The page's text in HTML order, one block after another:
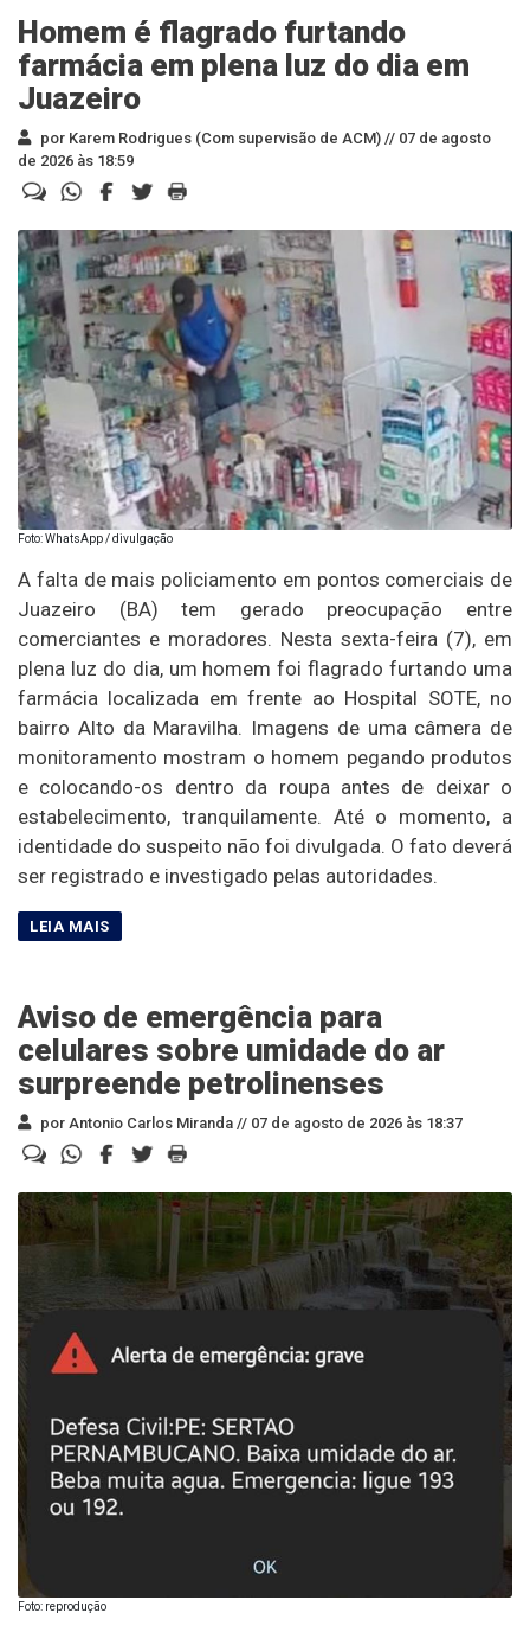
Homem é flagrado furtando
farmácia em plena luz do dia em
Juazeiro
por Karem Rodrigues (Com supervisão de ACM) // 07 de agosto
de 2026 às 18:59
Foto: WhatsApp / divulgação
A falta de mais policiamento em pontos comerciais de
Juazeiro (BA) tem gerado preocupação entre
comerciantes e moradores. Nesta sexta-feira (7), em
plena luz do dia, um homem foi flagrado furtando uma
farmácia localizada em frente ao Hospital SOTE, no
bairro Alto da Maravilha. Imagens de uma câmera de
monitoramento mostram o homem pegando produtos
e colocando-os dentro da roupa antes de deixar o
estabelecimento, tranquilamente. Até o momento, a
identidade do suspeito não foi divulgada. O fato deverá
ser registrado e investigado pelas autoridades.
Aviso de emergência para
celulares sobre umidade do ar
surpreende petrolinenses
por Antonio Carlos Miranda // 07 de agosto de 2026 às 18:37
Foto: reprodução